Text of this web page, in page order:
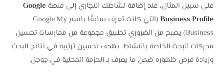
على سبيل المثال، عند إضافة نشاطك التجاري إلى منصةGoogle
Business Profile
(التي كانت تعرف سابقًا باسم Google My
Business) يصبح من الضروري تطبيق مجموعة من ممارسات تحسين
محركات البحث الخاصة بالنشاط، بهدف تحسين ترتيبه في نتائج البحث
وزيادة فرص ظهوره ضمن ما يعرف بـ الحزمة المحلية في جوجل.